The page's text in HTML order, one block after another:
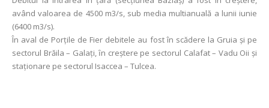
având valoarea de 4500 m3/s, sub media multianuală a lunii iunie
(6400 m3/s).
În aval de Porţile de Fier debitele au fost în scădere la Gruia şi pe
sectorul Brăila – Galaţi, ȋn creştere pe sectorul Calafat – Vadu Oii şi
staţionare pe sectorul Isaccea – Tulcea.